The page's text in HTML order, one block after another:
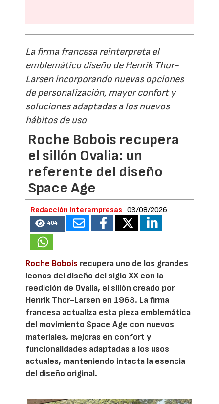
La firma francesa reinterpreta el
emblemático diseño de Henrik Thor-
Larsen incorporando nuevas opciones
de personalización, mayor confort y
soluciones adaptadas a los nuevos
hábitos de uso
Roche Bobois recupera
el sillón Ovalia: un
referente del diseño
Space Age
Redacción Interempresas 03/08/2026
404
Roche Bobois recupera uno de los grandes
iconos del diseño del siglo XX con la
reedición de Ovalia, el sillón creado por
Henrik Thor-Larsen en 1968. La firma
francesa actualiza esta pieza emblemática
del movimiento Space Age con nuevos
materiales, mejoras en confort y
funcionalidades adaptadas a los usos
actuales, manteniendo intacta la esencia
del diseño original.